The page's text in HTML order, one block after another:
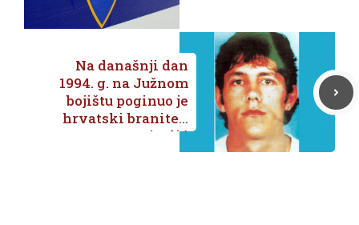
Na današnji dan
1994. g. na Južnom
bojištu poginuo je
hrvatski branitelj
Hrvoje Ilić